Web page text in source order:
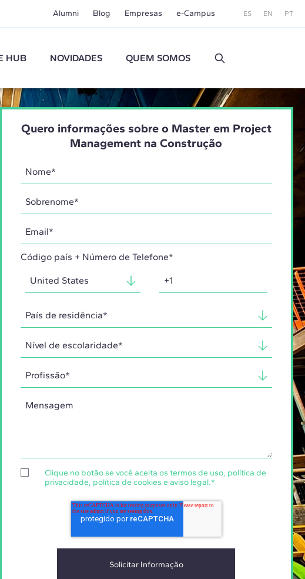
Alumni Blog Empresas e-Campus ES EN PT
HUB NOVIDADES QUEM SOMOS
Quero informações sobre o Master em Project
Management na Construção
Código país + Número de Telefone*
Clique no botão se você aceita os termos de uso, política de
privacidade, política de cookies e aviso legal.*